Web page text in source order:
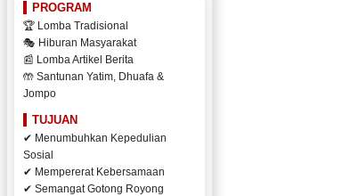
PROGRAM
🏆 Lomba Tradisional
🎭 Hiburan Masyarakat
📰 Lomba Artikel Berita
🤲 Santunan Yatim, Dhuafa &
Jompo
TUJUAN
✔ Menumbuhkan Kepedulian
Sosial
✔ Mempererat Kebersamaan
✔ Semangat Gotong Royong